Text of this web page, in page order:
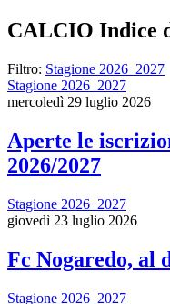
CALCIO Indice
Filtro: Stagione 2026_2027
Stagione 2026_2027
mercoledì 29 luglio 2026
Aperte le
2026/2027
Stagione 2026_2027
giovedì 23 luglio 2026
Fc Nogaredo, al
Stagione 2026_2027